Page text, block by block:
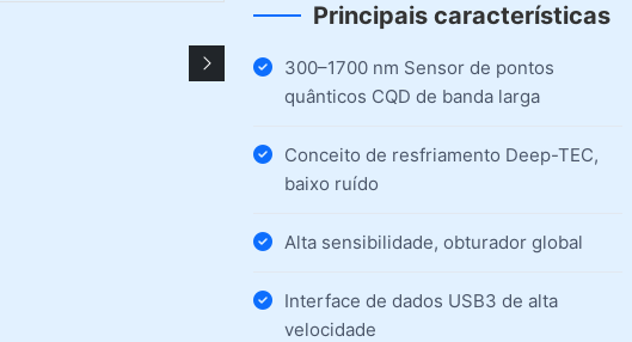
Principais características
300–1700 nm Sensor de pontos
quânticos CQD de banda larga
Conceito de resfriamento Deep-TEC,
baixo ruído
Alta sensibilidade, obturador global
Interface de dados USB3 de alta
velocidade